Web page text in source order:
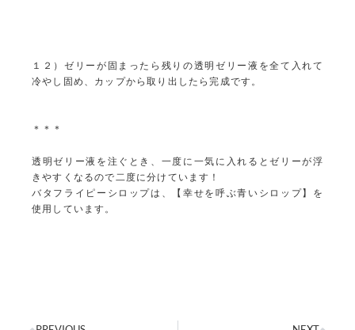
１２）ゼリーが固まったら残りの透明ゼリー液を全て入れて
冷やし固め、カップから取り出したら完成です。
＊＊＊
透明ゼリー液を注ぐとき、一度に一気に入れるとゼリーが浮
きやすくなるので二度に分けています！
バタフライピーシロップは、【幸せを呼ぶ青いシロップ】を
使用しています。